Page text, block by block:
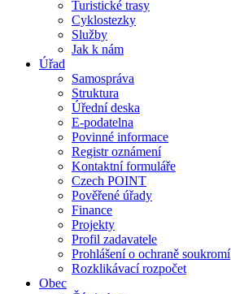
Turistické trasy
Cyklostezky
Služby
Jak k nám
Úřad
Samospráva
Struktura
Úřední deska
E-podatelna
Povinné informace
Registr oznámení
Kontaktní formuláře
Czech POINT
Pověřené úřady
Finance
Projekty
Profil zadavatele
Prohlášení o ochraně soukromí
Rozklikávací rozpočet
Obec